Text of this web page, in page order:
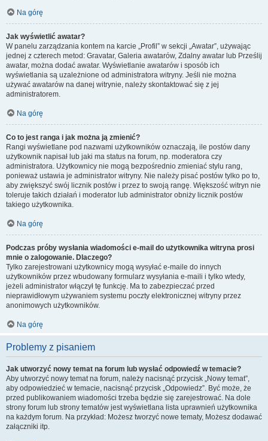
Na górę
Jak wyświetlić awatar?
W panelu zarządzania kontem na karcie „Profil” w sekcji „Awatar”, używając
jednej z czterech metod: Gravatar, Galeria awatarów, Zdalny awatar lub Prześlij
awatar, można dodać awatar. Wyświetlanie awatarów i sposób ich
wyświetlania są uzależnione od administratora witryny. Jeśli nie można
używać awatarów na danej witrynie, należy skontaktować się z jej
administratorem.
Na górę
Co to jest ranga i jak można ją zmienić?
Rangi wyświetlane pod nazwami użytkowników oznaczają, ile postów dany
użytkownik napisał lub jaki ma status na forum, np. moderatora czy
administratora. Użytkownicy nie mogą bezpośrednio zmieniać stylu rang,
ponieważ ustawia je administrator witryny. Nie należy pisać postów tylko po to,
aby zwiększyć swój licznik postów i przez to swoją rangę. Większość witryn nie
toleruje takich działań i moderator lub administrator obniży licznik postów
takiego użytkownika.
Na górę
Podczas próby wysłania wiadomości e-mail do użytkownika witryna prosi
mnie o zalogowanie. Dlaczego?
Tylko zarejestrowani użytkownicy mogą wysyłać e-maile do innych
użytkowników przez wbudowany formularz wysyłania e-maili i tylko wtedy,
jeżeli administrator włączył tę funkcję. Ma to zabezpieczać przed
nieprawidłowym używaniem systemu poczty elektronicznej witryny przez
anonimowych użytkowników.
Na górę
Problemy z pisaniem
Jak utworzyć nowy temat na forum lub wysłać odpowiedź w temacie?
Aby utworzyć nowy temat na forum, należy nacisnąć przycisk „Nowy temat”,
aby odpowiedzieć w temacie, nacisnąć przycisk „Odpowiedz”. Być może, że
przed publikowaniem wiadomości trzeba będzie się zarejestrować. Na dole
strony forum lub strony tematów jest wyświetlana lista uprawnień użytkownika
na każdym forum. Na przykład: Możesz tworzyć nowe tematy, Możesz dodawać
załączniki itp.